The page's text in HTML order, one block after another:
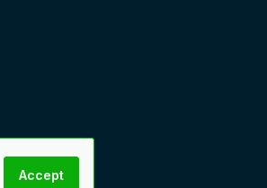
Accept